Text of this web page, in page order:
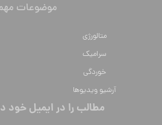
موضوعات
متالورژي
سراميك
خوردگی
آرشیو ویدیوها
مطالب را در ایمیل خود